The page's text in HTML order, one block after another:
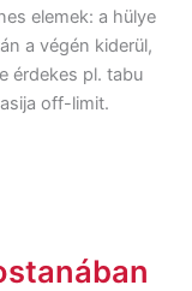
elemek: a hülye
a végén kiderül,
érdekes pl. tabu
off-limit.